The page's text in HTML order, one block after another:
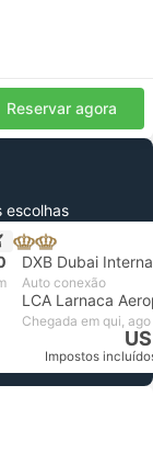
Reservar agora
escolhas
Auto conexão
LCA Larnaca
Chegada em qui,
Impostos